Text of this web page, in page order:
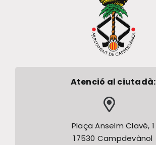
Atenció al ciutadà:
Plaça Anselm Clavé, 1
17530 Campdevànol